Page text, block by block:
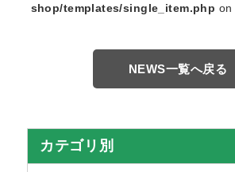
shop/templates/single_item.php on
NEWS一覧へ戻る
カテゴリ別